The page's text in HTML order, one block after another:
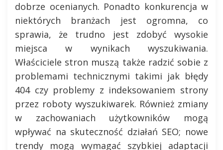
dobrze ocenianych. Ponadto konkurencja w
niektórych branżach jest ogromna, co
sprawia, że trudno jest zdobyć wysokie
miejsca w wynikach wyszukiwania.
Właściciele stron muszą także radzić sobie z
problemami technicznymi takimi jak błędy
404 czy problemy z indeksowaniem strony
przez roboty wyszukiwarek. Również zmiany
w zachowaniach użytkowników mogą
wpływać na skuteczność działań SEO; nowe
trendy mogą wymagać szybkiej adaptacji